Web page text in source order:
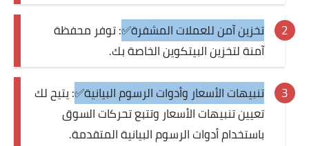
تخزين آمن للعملات المشفرة✅: توفر محفظة
آمنة لتخزين البيتكوين الخاصة بك.
تنبيهات الأسعار وأدوات الرسوم البيانية✅: يتيح لك
تعيين تنبيهات الأسعار وتتبع تحركات السوق
باستخدام أدوات الرسوم البيانية المتقدمة.